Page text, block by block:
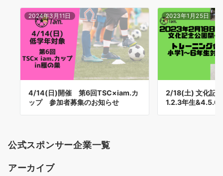
2024年3月11日
4/14(日)開催 第6回TSC×iam.カ
ップ 参加者募集のお知らせ
2023年1月25日
2/18(土) 文化記
1.2.3年生&4.5.6
公式スポンサー企業一覧
アーカイブ